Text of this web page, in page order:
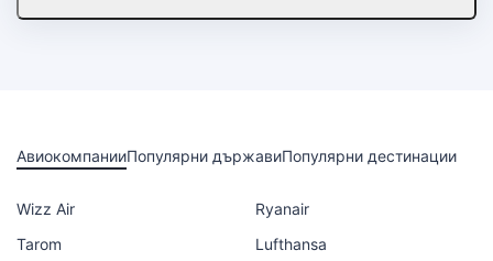
АвиокомпанииПопулярни държавиПопулярни дестинации
Wizz Air
Ryanair
Tarom
Lufthansa